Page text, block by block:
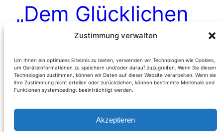
Zustimmung verwalten
Um Ihnen ein optimales Erlebnis zu bieten, verwenden wir Technologien wie Cookies,
um Geräteinformationen zu speichern und/oder darauf zuzugreifen. Wenn Sie diesen
Technologien zustimmen, können wir Daten auf dieser Website verarbeiten. Wenn sie
ihre Zustimmung nicht erteilen oder zurückziehen, können bestimmte Merkmale und
Funktionen systembedingt beeinträchtigt werden.
Akzeptieren
„Dem Glücklichen
schlägt keine
Stunde“
(Jahreswechsel
2014)